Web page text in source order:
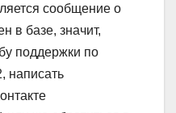
сообщение о
в базе, значит,
поддержки по
написать